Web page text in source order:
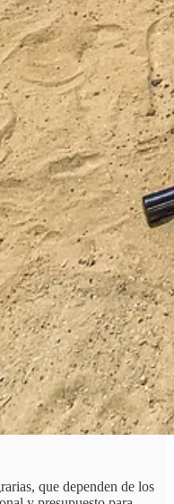
que dependen de los